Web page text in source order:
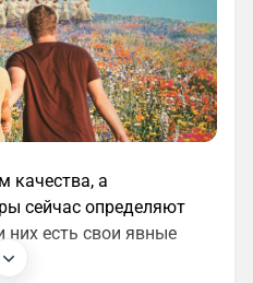
качества, а
сейчас определяют
них есть свои явные